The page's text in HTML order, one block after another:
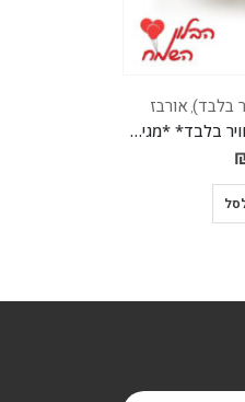
, אורבז
מיילר אורבז 10 אינ"ץ *לאוויר בלבד* *מגיע בחבילה 20 יח'*